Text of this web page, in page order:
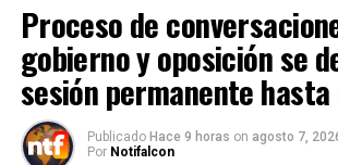
Proceso de
gobierno y oposición se
sesión permanente hasta
Publicado Hace 9 horas on agosto 7,
Por Notifalcon